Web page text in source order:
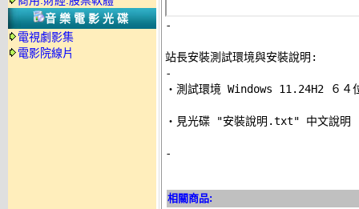
音樂電影光碟
電視劇影集
電影院線片
-
站長安裝測試環境與安裝說明:
-
‧測試環境 Windows 11.24H2 ６４
‧見光碟 "安裝說明.txt" 中文說明
-
相關商品: